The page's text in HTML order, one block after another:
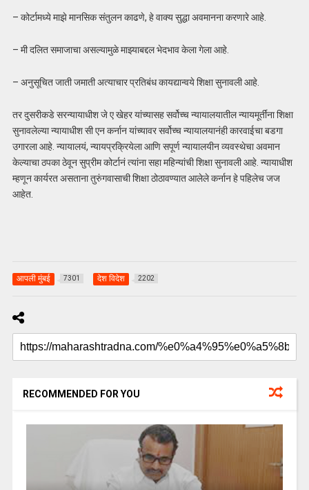
– कोर्टामध्ये माझे मानसिक संतुलन काढणे, हे वाक्य सुद्धा अवमानना करणारे आहे.
– मी दलित समाजाचा असल्यामुळे माझ्याबद्दल भेदभाव केला गेला आहे.
– अनुसूचित जाती जमाती अत्याचार प्रतिबंध कायद्यान्वये शिक्षा सुनावली आहे.
तर दुसरीकडे सरन्यायाधीश जे ए खेहर यांच्यासह सर्वोच्च न्यायालयातील न्यायमूर्तींना शिक्षा
सुनावलेल्या न्यायाधीश सी एन कर्नान यांच्यावर सर्वोच्च न्यायालयानंही कारवाईचा बडगा
उगारला आहे. न्यायालयं, न्यायप्रक्रियेला आणि सपूर्ण न्यायालयीन व्यवस्थेचा अवमान
केल्याचा ठपका ठेवून सुप्रीम कोर्टानं त्यांना सहा महिन्यांची शिक्षा सुनावली आहे. न्यायाधीश
म्हणून कार्यरत असताना तुरुंगवासाची शिक्षा ठोठावण्यात आलेले कर्नान हे पहिलेच जज
आहेत.
आपली मुंबई 7301 देश विदेश 2202
RECOMMENDED FOR YOU